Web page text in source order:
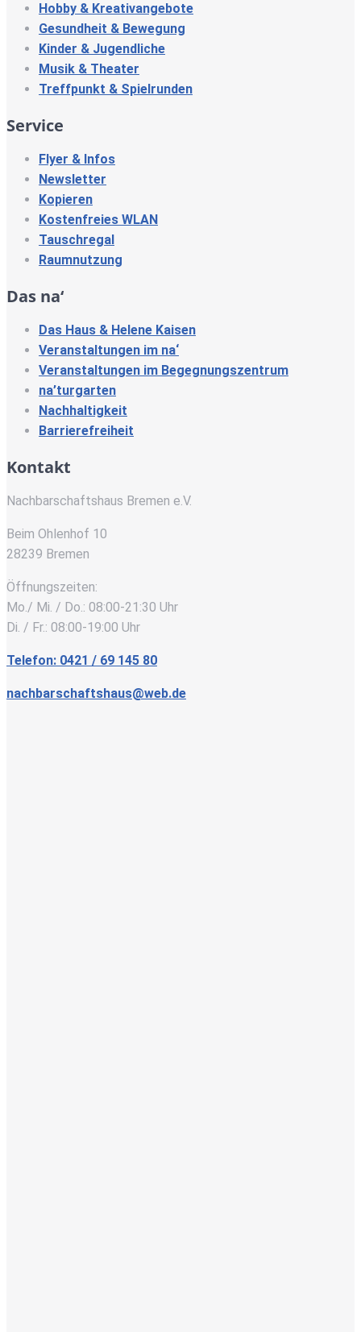
Hobby & Kreativangebote
Gesundheit & Bewegung
Kinder & Jugendliche
Musik & Theater
Treffpunkt & Spielrunden
Service
Flyer & Infos
Newsletter
Kopieren
Kostenfreies WLAN
Tauschregal
Raumnutzung
Das na‘
Das Haus & Helene Kaisen
Veranstaltungen im na‘
Veranstaltungen im Begegnungszentrum
na’turgarten
Nachhaltigkeit
Barrierefreiheit
Kontakt
Nachbarschaftshaus Bremen e.V.
Beim Ohlenhof 10
28239 Bremen
Öffnungszeiten:
Mo./ Mi. / Do.: 08:00-21:30 Uhr
Di. / Fr.: 08:00-19:00 Uhr
Telefon: 0421 / 69 145 80
nachbarschaftshaus@web.de